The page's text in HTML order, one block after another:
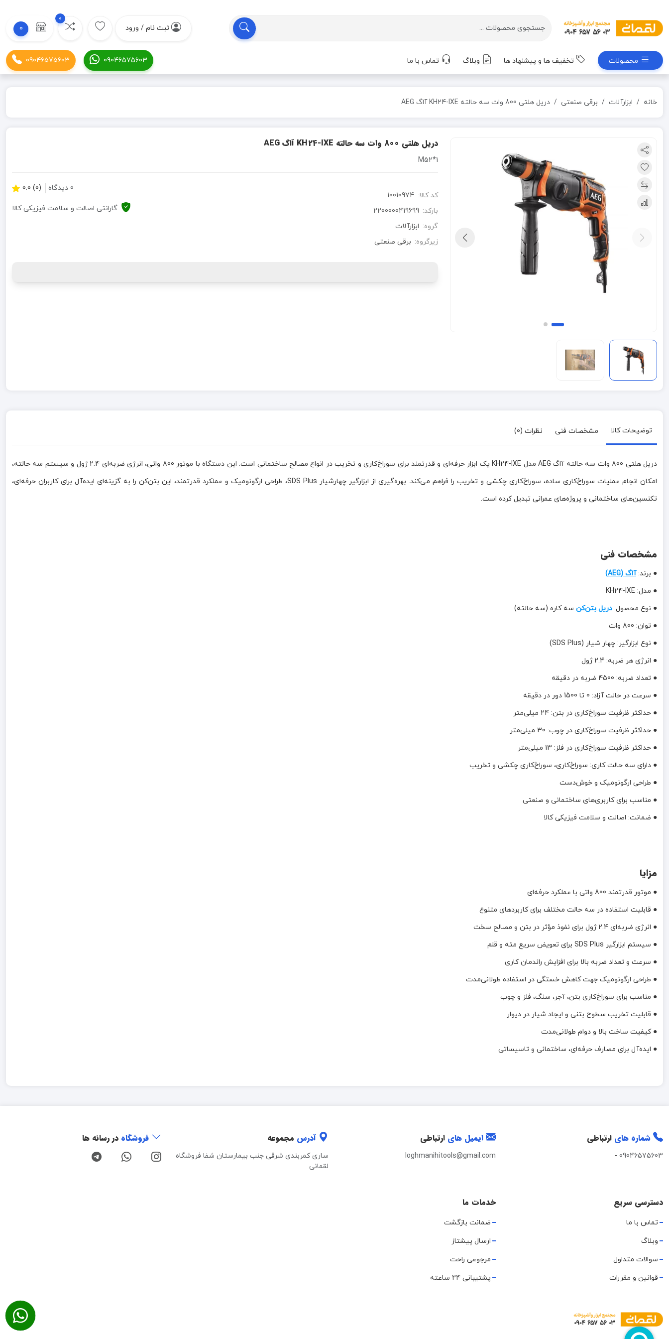
ثبت نام / ورود
0
0
محصولات تخفیف ها و پیشنهاد ها وبلاگ تماس با ما 09046575603
09046575603
خانه ابزارآلات برقی صنعتی دریل هلتی 800 وات سه حالته KH24-IXE آاگ AEG
دریل هلتی 800 وات سه حالته KH24-IXE آاگ AEG
1*M52
کد کالا: 10010974
بارکد: 2200000419699
گروه: ابزارآلات
زیرگروه: برقی صنعتی
0 دیدگاه (0) 0.0
گارانتی اصالت و سلامت فیزیکی کالا
توضیحات کالا مشخصات فنی نظرات (0)
دریل هلتی 800 وات سه حالته آاگ AEG مدل KH24-IXE یک ابزار حرفه‌ای و قدرتمند برای سوراخ‌کاری و تخریب در انواع مصالح ساختمانی است. این دستگاه با موتور 800 واتی، انرژی ضربه‌ای 2.4 ژول و سیستم سه حالته،
امکان انجام عملیات سوراخ‌کاری ساده، سوراخ‌کاری چکشی و تخریب را فراهم می‌کند. بهره‌گیری از ابزارگیر چهارشیار SDS Plus، طراحی ارگونومیک و عملکرد قدرتمند، این بتن‌کن را به گزینه‌ای ایده‌آل برای کاربران حرفه‌ای،
تکنسین‌های ساختمانی و پروژه‌های عمرانی تبدیل کرده است.
مشخصات فنی
● برند:آاگ (AEG)
● مدل: KH24-IXE
● نوع محصول: دریل بتن‌کن سه کاره (سه حالته)
● توان: 800 وات
● نوع ابزارگیر: چهار شیار (SDS Plus)
● انرژی هر ضربه: 2.4 ژول
● تعداد ضربه: 4500 ضربه در دقیقه
● سرعت در حالت آزاد: 0 تا 1500 دور در دقیقه
● حداکثر ظرفیت سوراخ‌کاری در بتن: 24 میلی‌متر
● حداکثر ظرفیت سوراخ‌کاری در چوب: 30 میلی‌متر
● حداکثر ظرفیت سوراخ‌کاری در فلز: 13 میلی‌متر
● دارای سه حالت کاری: سوراخ‌کاری، سوراخ‌کاری چکشی و تخریب
● طراحی ارگونومیک و خوش‌دست
● مناسب برای کاربری‌های ساختمانی و صنعتی
● ضمانت: اصالت و سلامت فیزیکی کالا
مزایا
● موتور قدرتمند 800 واتی با عملکرد حرفه‌ای
● قابلیت استفاده در سه حالت مختلف برای کاربردهای متنوع
● انرژی ضربه‌ای 2.4 ژول برای نفوذ مؤثر در بتن و مصالح سخت
● سیستم ابزارگیر SDS Plus برای تعویض سریع مته و قلم
● سرعت و تعداد ضربه بالا برای افزایش راندمان کاری
● طراحی ارگونومیک جهت کاهش خستگی در استفاده طولانی‌مدت
● مناسب برای سوراخ‌کاری بتن، آجر، سنگ، فلز و چوب
● قابلیت تخریب سطوح بتنی و ایجاد شیار در دیوار
● کیفیت ساخت بالا و دوام طولانی‌مدت
● ایده‌آل برای مصارف حرفه‌ای، ساختمانی و تاسیساتی
شماره های ارتباطی
09046575603
-
ایمیل های ارتباطی
loghmanihitools@gmail.com
آدرس مجموعه
ساری کمربندی شرقی جنب بیمارستان شفا فروشگاه
لقمانی
فروشگاه در رسانه ها
دسترسی سریع
تماس با ما
وبلاگ
سوالات متداول
قوانین و مقررات
خدمات ما
ضمانت بازگشت
ارسال پیشتاز
مرجوعی راحت
پشتیبانی 24 ساعته